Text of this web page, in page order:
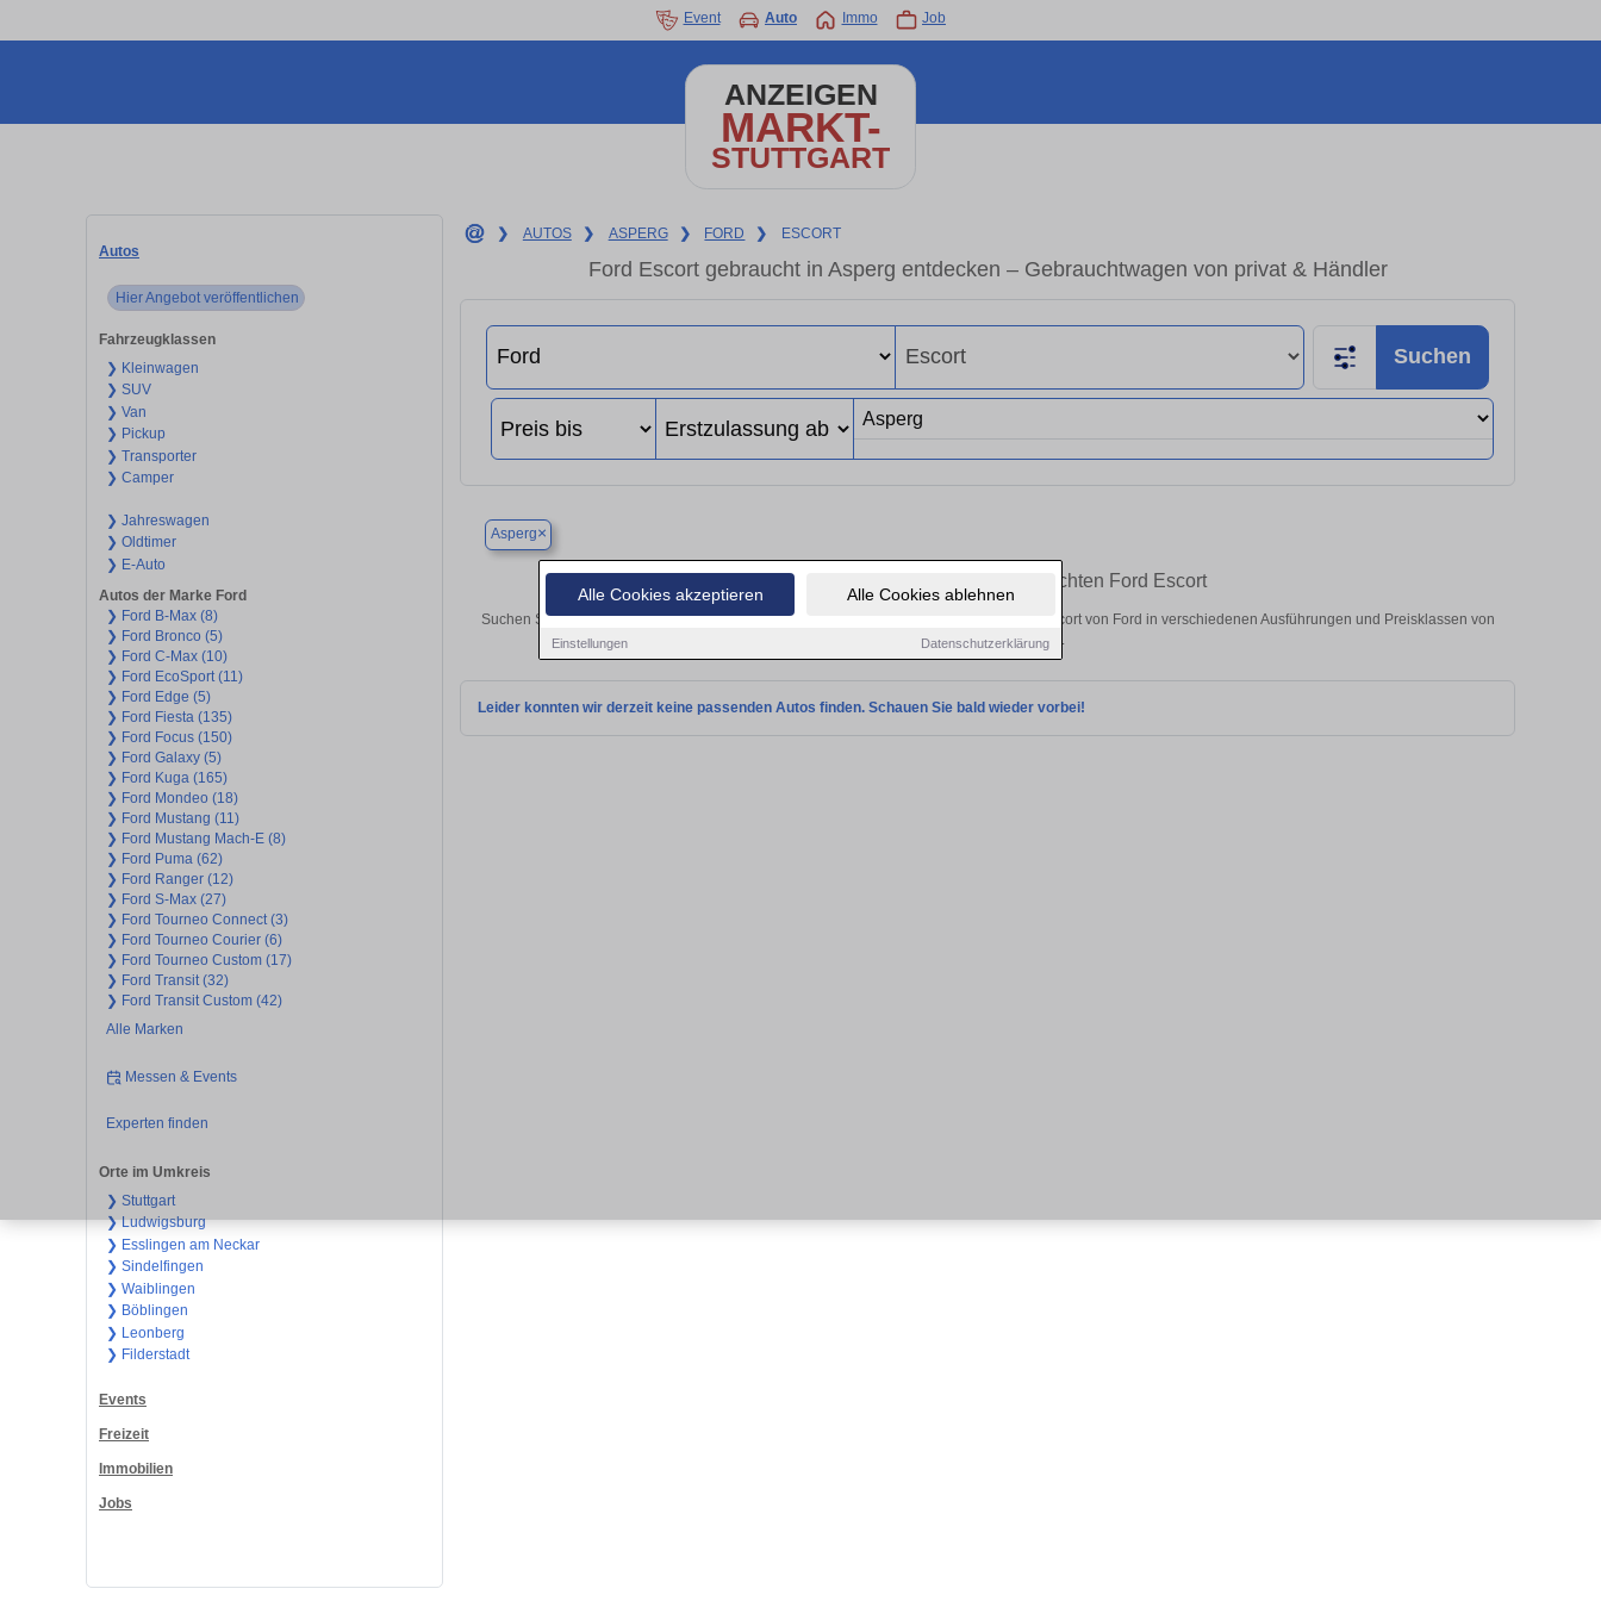
Alle Cookies akzeptieren Alle Cookies ablehnen
Einstellungen Datenschutzerklärung
Event Auto Immo Job
ANZEIGEN
MARKT-
STUTTGART
Autos
Hier Angebot veröffentlichen
Fahrzeugklassen
❯ Kleinwagen
❯ SUV
❯ Van
❯ Pickup
❯ Transporter
❯ Camper
❯ Jahreswagen
❯ Oldtimer
❯ E-Auto
Autos der Marke Ford
❯ Ford B-Max (8)
❯ Ford Bronco (5)
❯ Ford C-Max (10)
❯ Ford EcoSport (11)
❯ Ford Edge (5)
❯ Ford Fiesta (135)
❯ Ford Focus (150)
❯ Ford Galaxy (5)
❯ Ford Kuga (165)
❯ Ford Mondeo (18)
❯ Ford Mustang (11)
❯ Ford Mustang Mach-E (8)
❯ Ford Puma (62)
❯ Ford Ranger (12)
❯ Ford S-Max (27)
❯ Ford Tourneo Connect (3)
❯ Ford Tourneo Courier (6)
❯ Ford Tourneo Custom (17)
❯ Ford Transit (32)
❯ Ford Transit Custom (42)
Alle Marken
Messen & Events
Experten finden
Orte im Umkreis
❯ Stuttgart
❯ Ludwigsburg
❯ Esslingen am Neckar
❯ Sindelfingen
❯ Waiblingen
❯ Böblingen
❯ Leonberg
❯ Filderstadt
Events
Freizeit
Immobilien
Jobs
❯ AUTOS ❯ ASPERG ❯ FORD ❯ ESCORT
Ford Escort gebraucht in Asperg entdecken – Gebrauchtwagen von privat & Händler
Suchen
Asperg×
Finden Sie in Asperg Ihren gebrauchten Ford Escort
Suchen Sie in Asperg einen Ford Escort Gebrauchtwagen? Entdecken Sie gebrauchte Escort von Ford in verschiedenen Ausführungen und Preisklassen von
privat und vom Händler.
Leider konnten wir derzeit keine passenden Autos finden. Schauen Sie bald wieder vorbei!